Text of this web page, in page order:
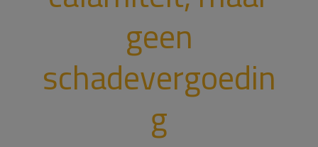
geen
schadevergoedin
g